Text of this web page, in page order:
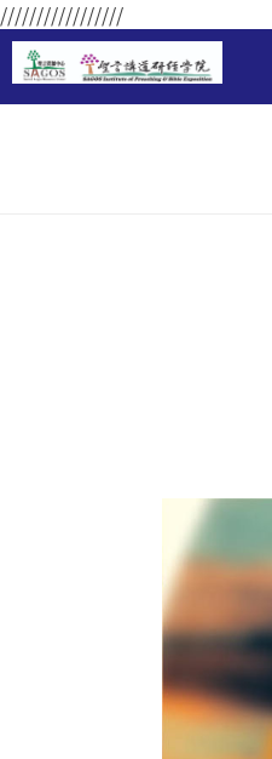
/////////////////